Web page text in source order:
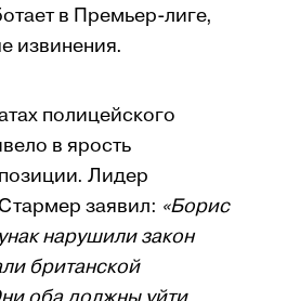
в Премьер-лиге,
извинения.
полицейского
в ярость
Лидер
заявил: «Борис
нарушили закон
британской